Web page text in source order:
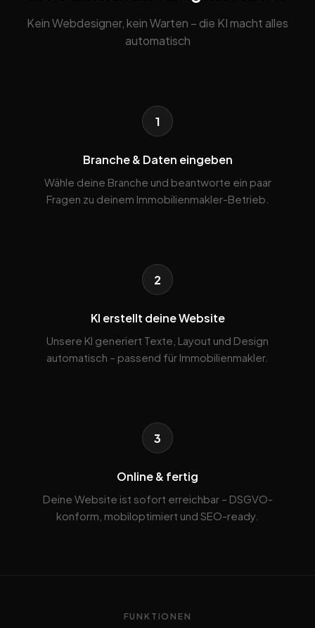
Kein Webdesigner, kein Warten – die KI macht alles
automatisch
1
Branche & Daten eingeben
Wähle deine Branche und beantworte ein paar
Fragen zu deinem Immobilienmakler-Betrieb.
2
KI erstellt deine Website
Unsere KI generiert Texte, Layout und Design
automatisch – passend für Immobilienmakler.
3
Online & fertig
Deine Website ist sofort erreichbar – DSGVO-
konform, mobiloptimiert und SEO-ready.
FUNKTIONEN